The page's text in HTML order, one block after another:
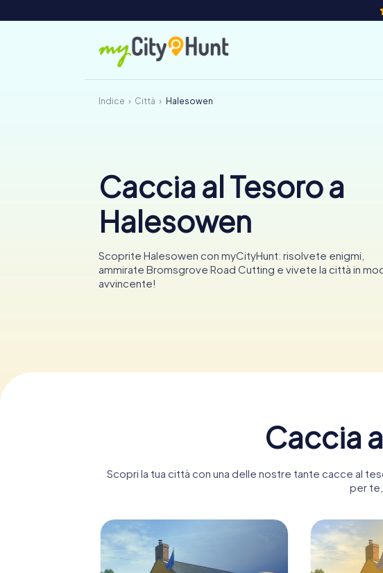
Indice Città Halesowen
Caccia al Tesoro a
Halesowen
Scoprite Halesowen con myCityHunt: risolvete enigmi,
ammirate Bromsgrove Road Cutting e vivete la città in
avvincente!
Caccia
Scopri la tua città con una delle nostre tante cacce al
per te,